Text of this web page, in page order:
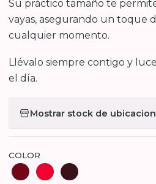
Su práctico tamaño te
vayas, asegurando un toque
cualquier momento.
Llévalo siempre contigo y
el día.
Mostrar stock de
COLOR